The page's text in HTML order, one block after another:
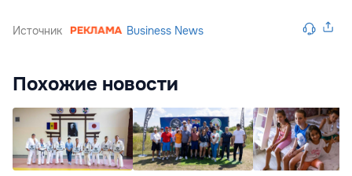
Источник Business News
Похожие новости